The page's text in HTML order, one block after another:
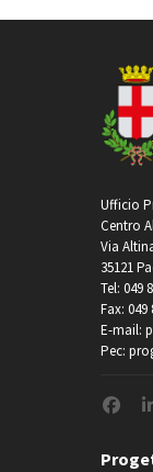
Ufficio
Centro
Via
35121
Tel: 049
Fax: 049
E-mail:
Pec: